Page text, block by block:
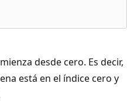
desde cero. Es decir,
está en el índice cero y